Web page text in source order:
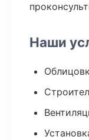
Наши